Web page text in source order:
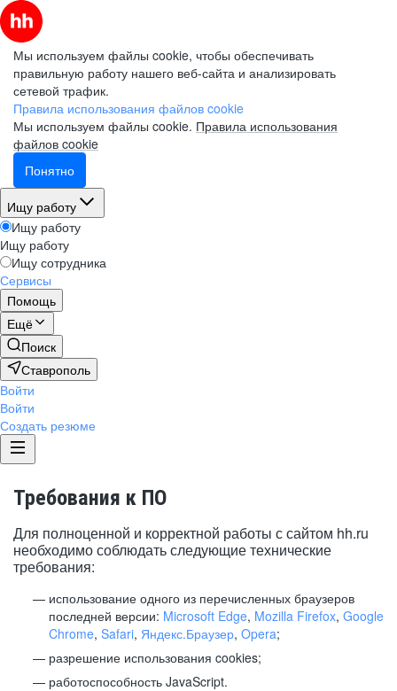
Мы используем файлы cookie, чтобы обеспечивать
правильную работу нашего веб-сайта и анализировать
сетевой трафик.
Правила использования файлов cookie
Мы используем файлы cookie. Правила использования
файлов cookie
Понятно
Ищу работу
Ищу работу
Ищу работу
Ищу сотрудника
Сервисы
Помощь
Ещё
Поиск
Ставрополь
Войти
Войти
Создать резюме
Требования к ПО
Для полноценной и корректной работы с сайтом hh.ru
необходимо соблюдать следующие технические
требования:
использование одного из перечисленных браузеров
последней версии: Microsoft Edge, Mozilla Firefox, Google
Chrome, Safari, Яндекс.Браузер, Opera;
разрешение использования cookies;
работоспособность JavaScript.